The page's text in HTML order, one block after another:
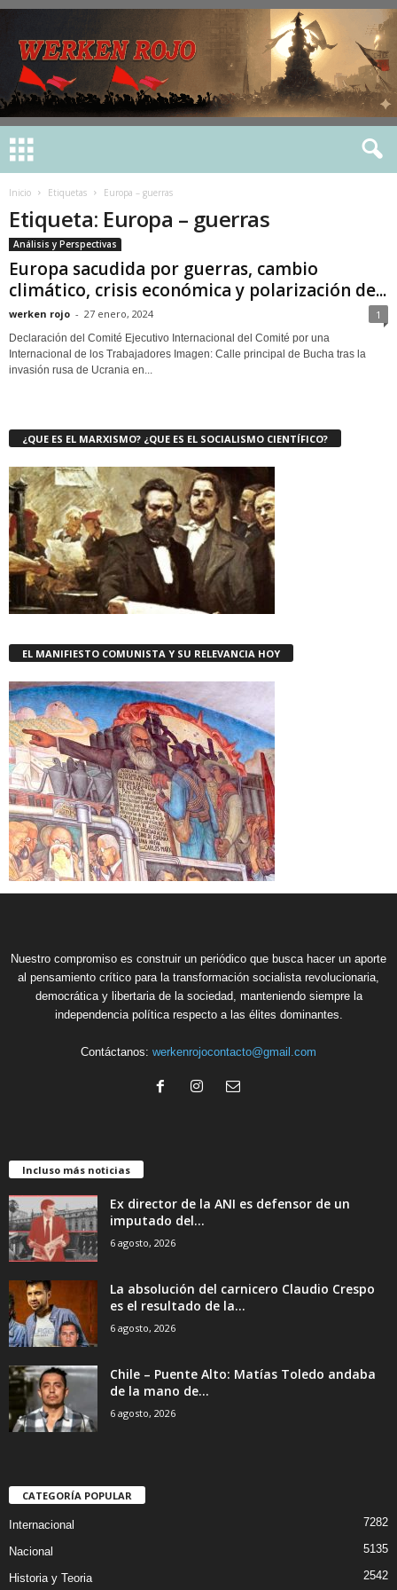
Inicio Etiquetas Europa – guerras
Etiqueta: Europa – guerras
Análisis y Perspectivas
Europa sacudida por guerras, cambio
climático, crisis económica y polarización de...
werken rojo - 27 enero, 2024 1
Declaración del Comité Ejecutivo Internacional del Comité por una
Internacional de los Trabajadores Imagen: Calle principal de Bucha tras la
invasión rusa de Ucrania en...
¿QUE ES EL MARXISMO? ¿QUE ES EL SOCIALISMO CIENTÍFICO?
EL MANIFIESTO COMUNISTA Y SU RELEVANCIA HOY
Nuestro compromiso es construir un periódico que busca hacer un aporte
al pensamiento crítico para la transformación socialista revolucionaria,
democrática y libertaria de la sociedad, manteniendo siempre la
independencia política respecto a las élites dominantes.
Contáctanos: werkenrojocontacto@gmail.com
Incluso más noticias
Ex director de la ANI es defensor de un
imputado del...
6 agosto, 2026
La absolución del carnicero Claudio Crespo
es el resultado de la...
6 agosto, 2026
Chile – Puente Alto: Matías Toledo andaba
de la mano de...
6 agosto, 2026
CATEGORÍA POPULAR
Internacional 7282
Nacional 5135
Historia y Teoria 2542